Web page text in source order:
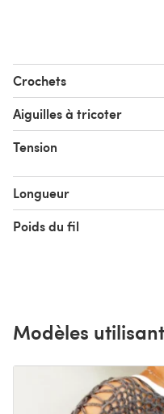
Crochets
Aiguilles à tricoter
Tension
Longueur
Poids du fil
Modèles